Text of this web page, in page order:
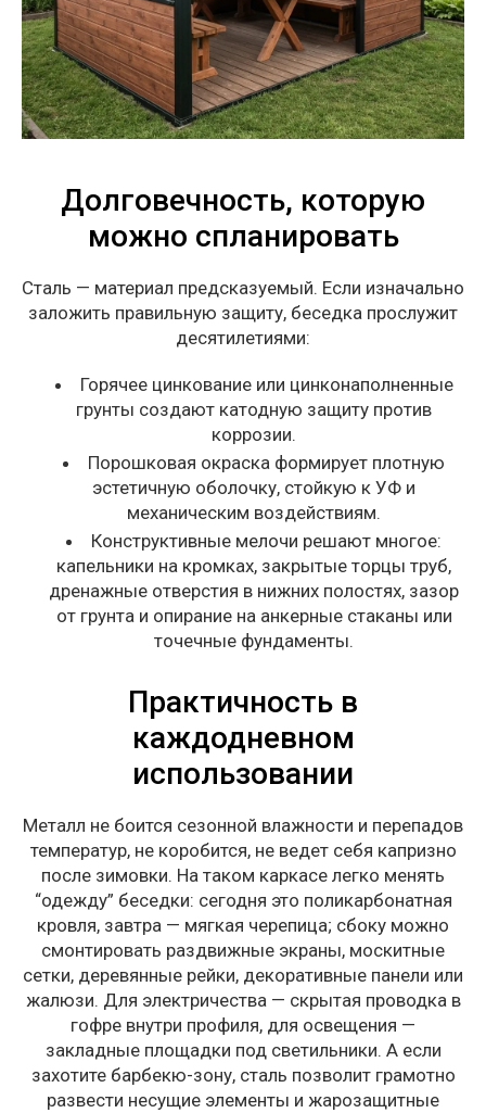
Долговечность, которую
можно спланировать
Сталь — материал предсказуемый. Если изначально
заложить правильную защиту, беседка прослужит
десятилетиями:
Горячее цинкование или цинконаполненные
грунты создают катодную защиту против
коррозии.
Порошковая окраска формирует плотную
эстетичную оболочку, стойкую к УФ и
механическим воздействиям.
Конструктивные мелочи решают многое:
капельники на кромках, закрытые торцы труб,
дренажные отверстия в нижних полостях, зазор
от грунта и опирание на анкерные стаканы или
точечные фундаменты.
Практичность в
каждодневном
использовании
Металл не боится сезонной влажности и перепадов
температур, не коробится, не ведет себя капризно
после зимовки. На таком каркасе легко менять
“одежду” беседки: сегодня это поликарбонатная
кровля, завтра — мягкая черепица; сбоку можно
смонтировать раздвижные экраны, москитные
сетки, деревянные рейки, декоративные панели или
жалюзи. Для электричества — скрытая проводка в
гофре внутри профиля, для освещения —
закладные площадки под светильники. А если
захотите барбекю-зону, сталь позволит грамотно
развести несущие элементы и жарозащитные